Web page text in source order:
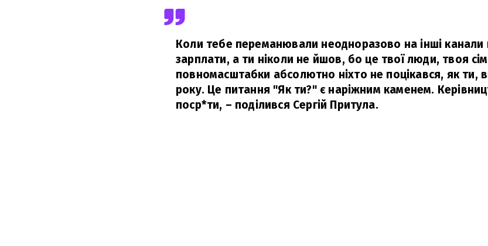
Коли тебе переманювали неодноразово на інші канали
зарплати, а ти ніколи не йшов, бо це твої люди, твоя
повномасштабки абсолютно ніхто не поцікався, як ти,
року. Це питання "Як ти?" є наріжним каменем.
поср*ти, – поділився Сергій Притула.